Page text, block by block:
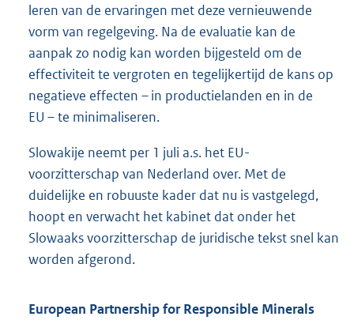
leren van de ervaringen met deze vernieuwende
vorm van regelgeving. Na de evaluatie kan de
aanpak zo nodig kan worden bijgesteld om de
effectiviteit te vergroten en tegelijkertijd de kans op
negatieve effecten – in productielanden en in de
EU – te minimaliseren.
Slowakije neemt per 1 juli a.s. het EU-
voorzitterschap van Nederland over. Met de
duidelijke en robuuste kader dat nu is vastgelegd,
hoopt en verwacht het kabinet dat onder het
Slowaaks voorzitterschap de juridische tekst snel kan
worden afgerond.
European Partnership for Responsible Minerals